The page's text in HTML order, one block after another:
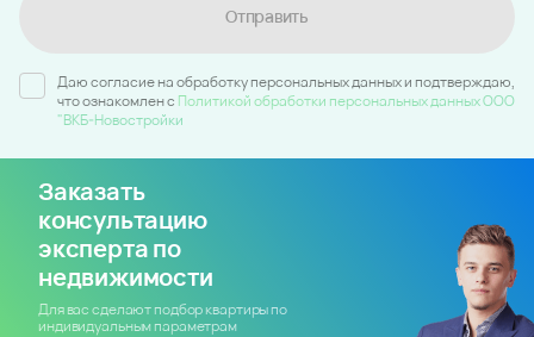
Отправить
Даю согласие на обработку персональных данных и подтверждаю,
что ознакомлен c Политикой обработки персональных данных ООО
"ВКБ-Новостройки
Заказать
консультацию
эксперта по
недвижимости
Для вас сделают подбор квартиры по
индивидуальным параметрам